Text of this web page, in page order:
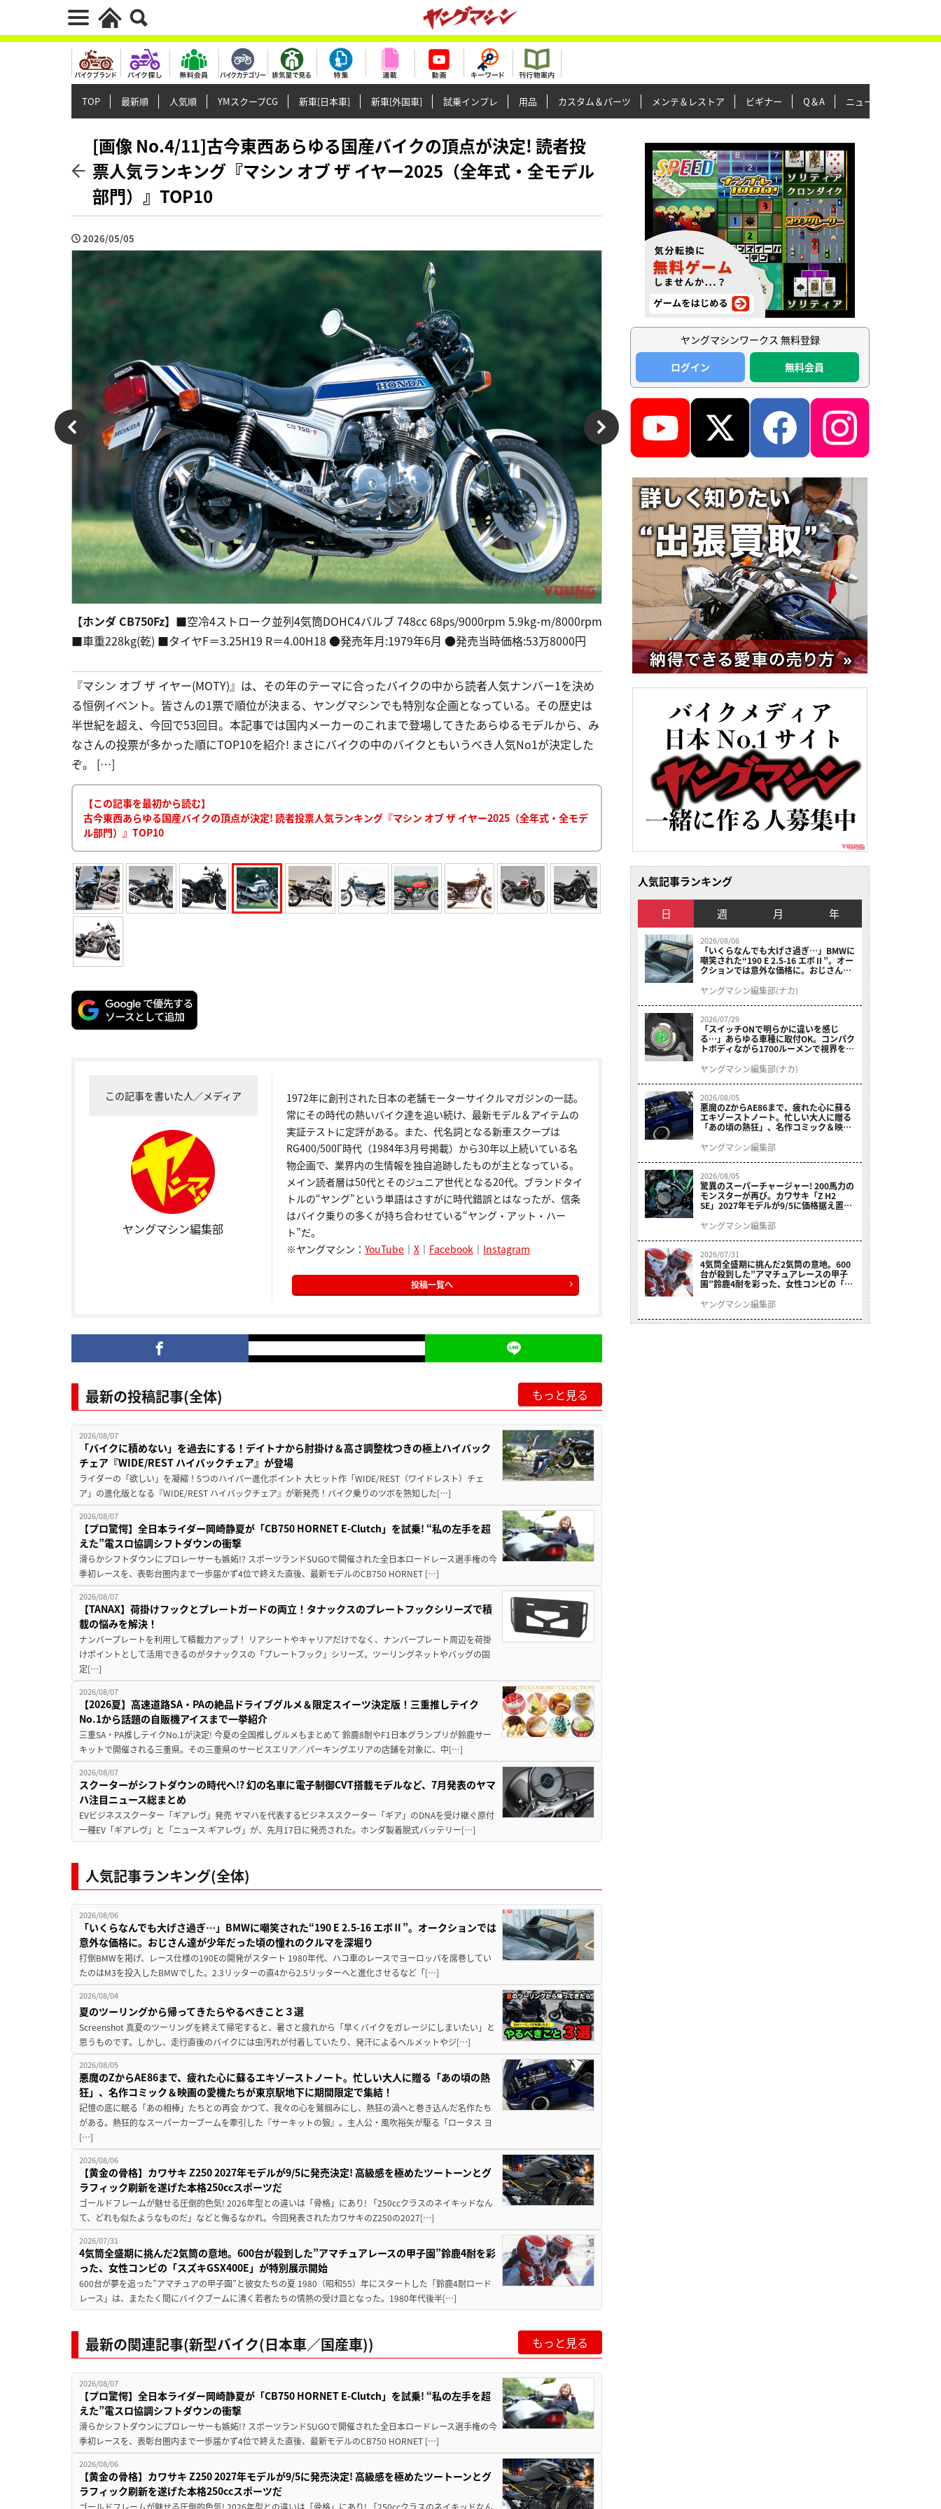
TOP 最新順 人気順 YMスクープCG 新車[日本車] 新車[外国車] 試乗インプレ 用品 カスタム＆パーツ メンテ＆レストア ビギナー Q＆A ニュース＆トピックス
[画像 No.4/11]古今東西あらゆる国産バイクの頂点が決定! 読者投
票人気ランキング『マシン オブ ザ イヤー2025（全年式・全モデル
部門）』TOP10
2026/05/05
【ホンダ CB750Fz】 ■空冷4ストローク並列4気筒DOHC4バルブ 748cc 68ps/9000rpm 5.9kg-m/8000rpm
■車重228kg(乾) ■タイヤF＝3.25H19 R＝4.00H18 ●発売年月:1979年6月 ●発売当時価格:53万8000円
『マシン オブ ザ イヤー(MOTY)』は、その年のテーマに合ったバイクの中から読者人気ナンバー1を決め
る恒例イベント。皆さんの1票で順位が決まる、ヤングマシンでも特別な企画となっている。その歴史は
半世紀を超え、今回で53回目。本記事では国内メーカーのこれまで登場してきたあらゆるモデルから、み
なさんの投票が多かった順にTOP10を紹介! まさにバイクの中のバイクともいうべき人気No1が決定した
ぞ。 […]
【この記事を最初から読む】
古今東西あらゆる国産バイクの頂点が決定! 読者投票人気ランキング『マシン オブ ザ イヤー2025（全年式・全モデ
ル部門）』TOP10
この記事を書いた人／メディア
ヤングマシン編集部
1972年に創刊された日本の老舗モーターサイクルマガジンの一誌。
常にその時代の熱いバイク達を追い続け、最新モデル＆アイテムの
実証テストに定評がある。また、代名詞となる新車スクープは
RG400/500Γ時代（1984年3月号掲載）から30年以上続いている名
物企画で、業界内の生情報を独自追跡したものが主となっている。
メイン読者層は50代とそのジュニア世代となる20代。ブランドタイ
トルの“ヤング”という単語はさすがに時代錯誤とはなったが、信条
はバイク乗りの多くが持ち合わせている“ヤング・アット・ハー
ト”だ。
※ヤングマシン： YouTube｜ X｜ Facebook｜ Instagram
投稿一覧へ
最新の投稿記事(全体) もっと見る
2026/08/07
「バイクに積めない」を過去にする！デイトナから肘掛け＆高さ調整枕つきの極上ハイバック
チェア『WIDE/REST ハイバックチェア』が登場
ライダーの「欲しい」を凝縮！5つのハイパー進化ポイント 大ヒット作「WIDE/REST（ワイドレスト）チェ
ア」の進化版となる『WIDE/REST ハイバックチェア』が新発売！バイク乗りのツボを熟知した[…]
2026/08/07
【プロ驚愕】全日本ライダー岡崎静夏が「CB750 HORNET E-Clutch」を試乗! “私の左手を超
えた”電スロ協調シフトダウンの衝撃
滑らかシフトダウンにプロレーサーも嫉妬!? スポーツランドSUGOで開催された全日本ロードレース選手権の今
季初レースを、表彰台圏内まで一歩届かず4位で終えた直後、最新モデルのCB750 HORNET […]
2026/08/07
【TANAX】荷掛けフックとプレートガードの両立！タナックスのプレートフックシリーズで積
載の悩みを解決！
ナンバープレートを利用して積載力アップ！ リアシートやキャリアだけでなく、ナンバープレート周辺を荷掛
けポイントとして活用できるのがタナックスの「プレートフック」シリーズ。ツーリングネットやバッグの固
定[…]
2026/08/07
【2026夏】高速道路SA・PAの絶品ドライブグルメ＆限定スイーツ決定版！三重推しテイク
No.1から話題の自販機アイスまで一挙紹介
三重SA・PA推しテイクNo.1が決定! 今夏の全国推しグルメもまとめて 鈴鹿8耐やF1日本グランプリが鈴鹿サー
キットで開催される三重県。その三重県のサービスエリア／パーキングエリアの店舗を対象に、中[…]
2026/08/07
スクーターがシフトダウンの時代へ!? 幻の名車に電子制御CVT搭載モデルなど、7月発表のヤマ
ハ注目ニュース総まとめ
EVビジネススクーター「ギアレヴ」発売 ヤマハを代表するビジネススクーター「ギア」のDNAを受け継ぐ原付
一種EV「ギアレヴ」と「ニュース ギアレヴ」が、先月17日に発売された。ホンダ製着脱式バッテリー[…]
人気記事ランキング(全体)
2026/08/06
「いくらなんでも大げさ過ぎ…」BMWに嘲笑された“190 E 2.5-16 エボⅡ”。オークションでは
意外な価格に。おじさん達が少年だった頃の憧れのクルマを深堀り
打倒BMWを掲げ、レース仕様の190Eの開発がスタート 1980年代、ハコ車のレースでヨーロッパを席巻してい
たのはM3を投入したBMWでした。2.3リッターの直4から2.5リッターへと進化させるなど「[…]
2026/08/04
夏のツーリングから帰ってきたらやるべきこと３選
Screenshot 真夏のツーリングを終えて帰宅すると、暑さと疲れから「早くバイクをガレージにしまいたい」と
思うものです。しかし、走行直後のバイクには虫汚れが付着していたり、発汗によるヘルメットやジ[…]
2026/08/05
悪魔のZからAE86まで、疲れた心に蘇るエキゾーストノート。忙しい大人に贈る「あの頃の熱
狂」、名作コミック＆映画の愛機たちが東京駅地下に期間限定で集結！
記憶の底に眠る「あの相棒」たちとの再会 かつて、我々の心を鷲掴みにし、熱狂の渦へと巻き込んだ名作たち
がある。熱狂的なスーパーカーブームを牽引した『サーキットの狼』。主人公・風吹裕矢が駆る「ロータス ヨ
[…]
2026/08/06
【黄金の骨格】カワサキ Z250 2027年モデルが9/5に発売決定! 高級感を極めたツートーンとグ
ラフィック刷新を遂げた本格250ccスポーツだ
ゴールドフレームが魅せる圧倒的色気! 2026年型との違いは「骨格」にあり! 「250ccクラスのネイキッドなん
て、どれも似たようなものだ」などと侮るなかれ。今回発表されたカワサキのZ250の2027[…]
2026/07/31
4気筒全盛期に挑んだ2気筒の意地。600台が殺到した”アマチュアレースの甲子園”鈴鹿4耐を彩
った、女性コンビの「スズキGSX400E」が特別展示開始
600台が夢を追った”アマチュアの甲子園”と彼女たちの夏 1980（昭和55）年にスタートした「鈴鹿4耐ロード
レース」は、またたく間にバイクブームに沸く若者たちの情熱の受け皿となった。1980年代後半[…]
最新の関連記事(新型バイク(日本車／国産車)) もっと見る
2026/08/07
【プロ驚愕】全日本ライダー岡崎静夏が「CB750 HORNET E-Clutch」を試乗! “私の左手を超
えた”電スロ協調シフトダウンの衝撃
滑らかシフトダウンにプロレーサーも嫉妬!? スポーツランドSUGOで開催された全日本ロードレース選手権の今
季初レースを、表彰台圏内まで一歩届かず4位で終えた直後、最新モデルのCB750 HORNET […]
2026/08/06
【黄金の骨格】カワサキ Z250 2027年モデルが9/5に発売決定! 高級感を極めたツートーンとグ
ラフィック刷新を遂げた本格250ccスポーツだ
ゴールドフレームが魅せる圧倒的色気! 2026年型との違いは「骨格」にあり! 「250ccクラスのネイキッドなん
ヤングマシンワークス 無料登録
ログイン
無料会員
人気記事ランキング
日 週 月 年
2026/08/06
「いくらなんでも大げさ過ぎ…」BMWに
嘲笑された“190 E 2.5-16 エボⅡ”。オー
クションでは意外な価格に。おじさん達
ヤングマシン編集部(ナカ)
2026/07/29
「スイッチONで明らかに違いを感じ
る…」あらゆる車種に取付OK。コンパク
トボディながら1700ルーメンで視界を確
ニット プレシャスレイ スモール］
ヤングマシン編集部(ナカ)
2026/08/05
悪魔のZからAE86まで、疲れた心に蘇る
エキゾーストノート。忙しい大人に贈る
「あの頃の熱狂」、名作コミック＆映画
結！
ヤングマシン編集部
2026/08/05
驚異のスーパーチャージャー! 200馬力の
モンスターが再び。カワサキ「Z H2
SE」2027年モデルが9/5に価格据え置き
ヤングマシン編集部
2026/07/31
4気筒全盛期に挑んだ2気筒の意地。600
台が殺到した”アマチュアレースの甲子
園”鈴鹿4耐を彩った、女性コンビの「ス
ヤングマシン編集部